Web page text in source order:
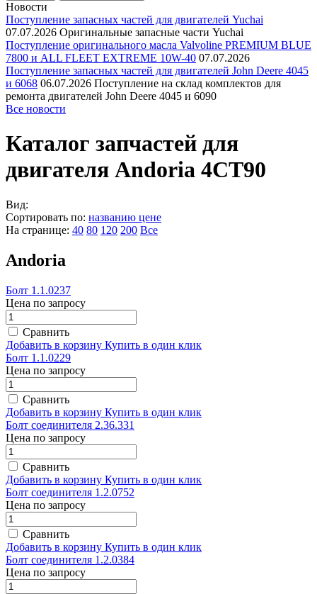
Новости
Поступление запасных частей для двигателей Yuchai
07.07.2026 Оригинальные запасные части Yuchai
Поступление оригинального масла Valvoline PREMIUM BLUE
7800 и ALL FLEET EXTREME 10W-40 07.07.2026
Поступление запасных частей для двигателей John Deere 4045
и 6068 06.07.2026 Поступление на склад комплектов для
ремонта двигателей John Deere 4045 и 6090
Все новости
Каталог запчастей для
двигателя Andoria 4CT90
Вид:
Сортировать по: названию цене
На странице: 40 80 120 200 Все
Andoria
Болт 1.1.0237
Цена по запросу
Сравнить
Добавить в корзину Купить в один клик
Болт 1.1.0229
Цена по запросу
Сравнить
Добавить в корзину Купить в один клик
Болт соединителя 2.36.331
Цена по запросу
Сравнить
Добавить в корзину Купить в один клик
Болт соединителя 1.2.0752
Цена по запросу
Сравнить
Добавить в корзину Купить в один клик
Болт соединителя 1.2.0384
Цена по запросу